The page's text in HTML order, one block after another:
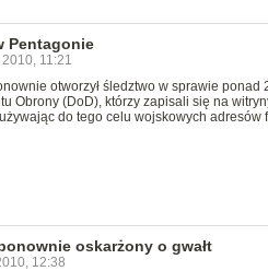
Pentagonie
11:21
otworzył śledztwo w sprawie ponad
Obrony (DoD), którzy zapisali się na
do tego celu wojskowych adresów
oskarżony o gwałt
12:38